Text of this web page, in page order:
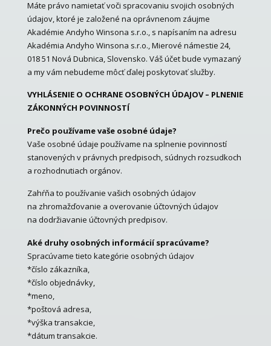
Máte právo namietať voči spracovaniu svojich osobných
údajov, ktoré je založené na oprávnenom záujme
Akadémie Andyho Winsona s.r.o., s napísaním na adresu
Akadémia Andyho Winsona s.r.o., Mierové námestie 24,
018 51 Nová Dubnica, Slovensko. Váš účet bude vymazaný
a my vám nebudeme môcť ďalej poskytovať služby.
VYHLÁSENIE O OCHRANE OSOBNÝCH ÚDAJOV – PLNENIE
ZÁKONNÝCH POVINNOSTÍ
Prečo používame vaše osobné údaje?
Vaše osobné údaje používame na splnenie povinností
stanovených v právnych predpisoch, súdnych rozsudkoch
a rozhodnutiach orgánov.
Zahŕňa to používanie vašich osobných údajov
na zhromažďovanie a overovanie účtovných údajov
na dodržiavanie účtovných predpisov.
Aké druhy osobných informácií spracúvame?
Spracúvame tieto kategórie osobných údajov
*číslo zákazníka,
*číslo objednávky,
*meno,
*poštová adresa,
*výška transakcie,
*dátum transakcie.